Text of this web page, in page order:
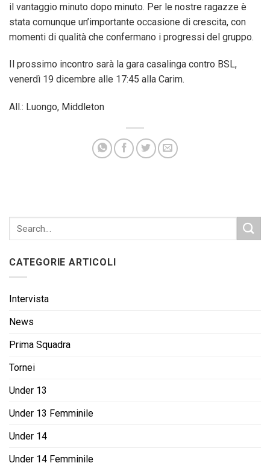
il vantaggio minuto dopo minuto. Per le nostre ragazze è
stata comunque un’importante occasione di crescita, con
momenti di qualità che confermano i progressi del gruppo.
Il prossimo incontro sarà la gara casalinga contro BSL,
venerdì 19 dicembre alle 17:45 alla Carim.
All.: Luongo, Middleton
CATEGORIE ARTICOLI
Intervista
News
Prima Squadra
Tornei
Under 13
Under 13 Femminile
Under 14
Under 14 Femminile